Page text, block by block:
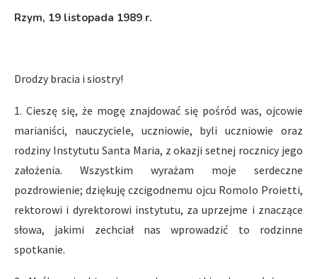
Rzym, 19 listopada 1989 r.
Drodzy bracia i siostry!
1. Cieszę się, że mogę znajdować się pośród was, ojcowie
marianiści, nauczyciele, uczniowie, byli uczniowie oraz
rodziny Instytutu Santa Maria, z okazji setnej rocznicy jego
założenia. Wszystkim wyrażam moje serdeczne
pozdrowienie; dziękuję czcigodnemu ojcu Romolo Proietti,
rektorowi i dyrektorowi instytutu, za uprzejme i znaczące
słowa, jakimi zechciał nas wprowadzić to rodzinne
spotkanie.